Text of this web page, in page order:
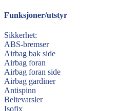
Funksjoner/utstyr
Sikkerhet:
ABS-bremser
Airbag bak side
Airbag foran
Airbag foran side
Airbag gardiner
Antispinn
Beltevarsler
Isofix